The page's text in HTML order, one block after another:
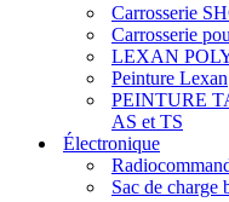
Carrosserie
Carrosserie
LEXAN
Peinture Lexan
PEINTURE
AS et TS
Électronique
Sac de charge